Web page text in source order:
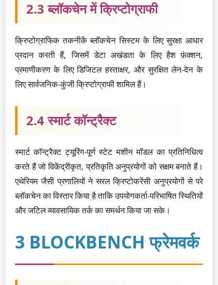
2.3 ब्लॉकचेन में क्रिप्टोग्राफी
क्रिप्टोग्राफिक तकनीकें ब्लॉकचेन सिस्टम के लिए सुरक्षा आधार
प्रदान करती हैं, जिसमें डेटा अखंडता के लिए हैश फ़ंक्शन,
प्रमाणीकरण के लिए डिजिटल हस्ताक्षर, और सुरक्षित लेन-देन के
लिए सार्वजनिक-कुंजी क्रिप्टोग्राफी शामिल हैं।
2.4 स्मार्ट कॉन्ट्रैक्ट
स्मार्ट कॉन्ट्रैक्ट ट्यूरिंग-पूर्ण स्टेट मशीन मॉडल का प्रतिनिधित्व
करते हैं जो विकेंद्रीकृत, प्रतिकृति अनुप्रयोगों को सक्षम बनाते हैं।
एथेरियम जैसी प्रणालियों ने सरल क्रिप्टोकरेंसी अनुप्रयोगों से परे
ब्लॉकचेन का विस्तार किया है ताकि उपयोगकर्ता-परिभाषित स्थितियों
और जटिल व्यावसायिक तर्क का समर्थन किया जा सके।
3 BLOCKBENCH फ्रेमवर्क